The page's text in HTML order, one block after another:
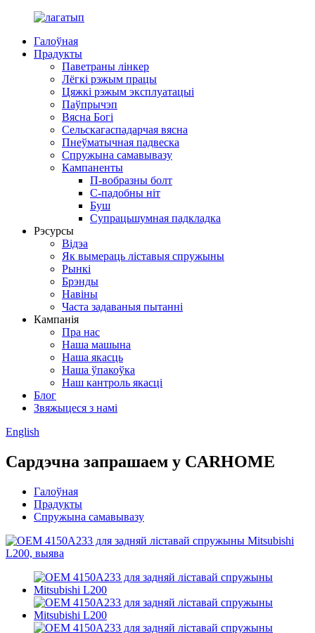
Галоўная
Прадукты
Паветраны лінкер
Лёгкі рэжым працы
Цяжкі рэжым эксплуатацыі
Паўпрычэп
Вясна Богі
Сельскагаспадарчая вясна
Пнеўматычная падвеска
Спружына самавывазу
Кампаненты
П-вобразны болт
С-падобны ніт
Буш
Супрацьшумная падкладка
Рэсурсы
Відэа
Як вымераць ліставыя спружыны
Рынкі
Брэнды
Навіны
Часта задаваныя пытанні
Кампанія
Пра нас
Наша машына
Наша якасць
Наша ўпакоўка
Наш кантроль якасці
Блог
Звяжыцеся з намі
English
Сардэчна запрашаем у CARHOME
Галоўная
Прадукты
Спружына самавывазу